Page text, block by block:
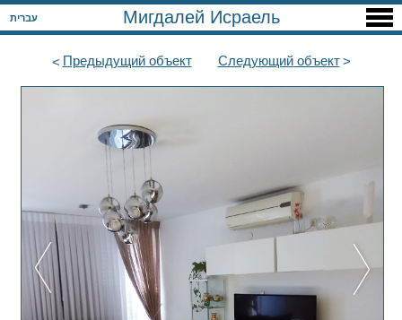
עברית Мигдалей Исраель
Предыдущийобъект Следующийобъект